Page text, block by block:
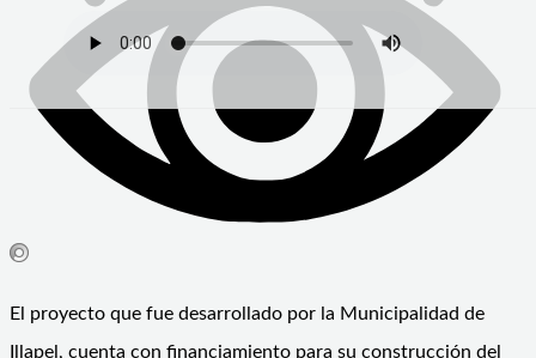
El proyecto que fue desarrollado por la Municipalidad de
Illapel, cuenta con financiamiento para su construcción del